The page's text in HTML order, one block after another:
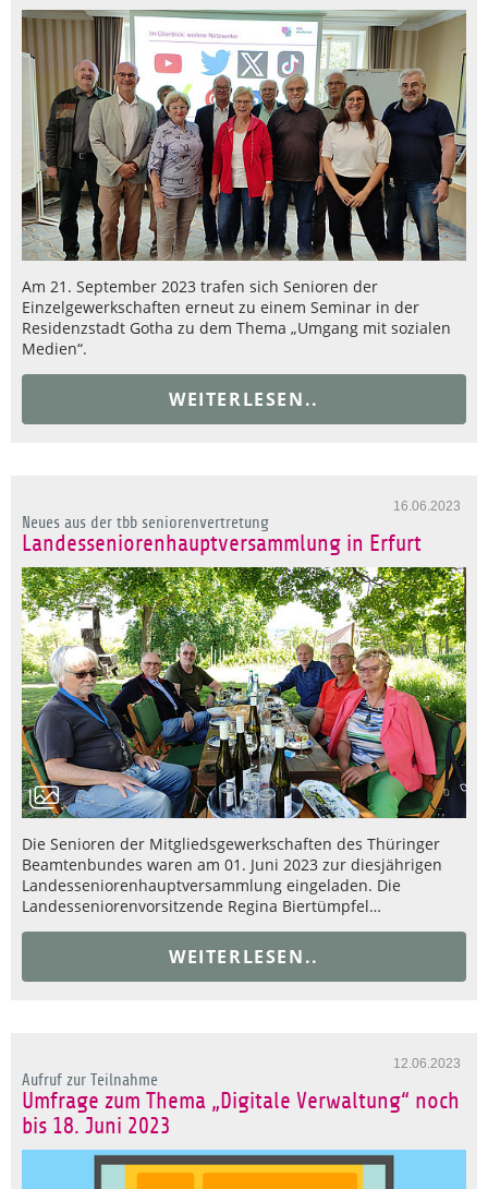
Am 21. September 2023 trafen sich Senioren der
Einzelgewerkschaften erneut zu einem Seminar in der
Residenzstadt Gotha zu dem Thema „Umgang mit sozialen
Medien“.
WEITERLESEN..
16.06.2023
Neues aus der tbb seniorenvertretung
Landesseniorenhauptversammlung in Erfurt
Die Senioren der Mitgliedsgewerkschaften des Thüringer
Beamtenbundes waren am 01. Juni 2023 zur diesjährigen
Landesseniorenhauptversammlung eingeladen. Die
Landesseniorenvorsitzende Regina Biertümpfel…
WEITERLESEN..
12.06.2023
Aufruf zur Teilnahme
Umfrage zum Thema „Digitale Verwaltung“ noch
bis 18. Juni 2023